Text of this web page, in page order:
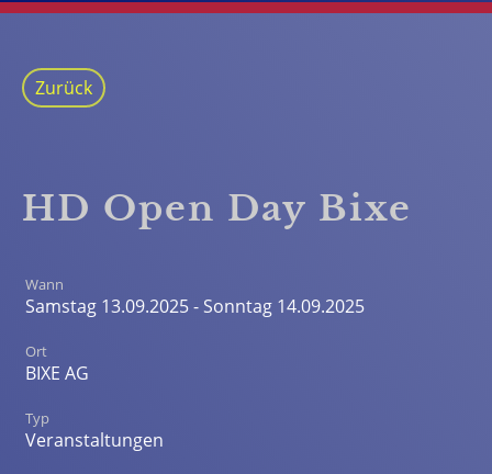
Zurück
HD Open Day Bixe
Wann
Samstag 13.09.2025 - Sonntag 14.09.2025
Ort
BIXE AG
Typ
Veranstaltungen